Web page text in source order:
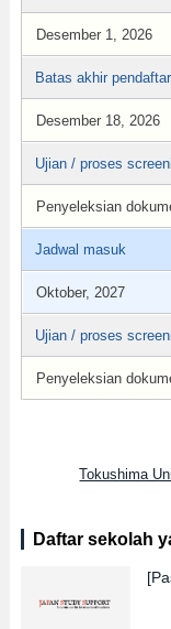
Desember 1, 2026
Batas akhir
Desember 18, 2026
Ujian / proses
Penyeleksian
Jadwal masuk
Oktober, 2027
Ujian / proses
Penyeleksian
Tokushima
Daftar sekolah